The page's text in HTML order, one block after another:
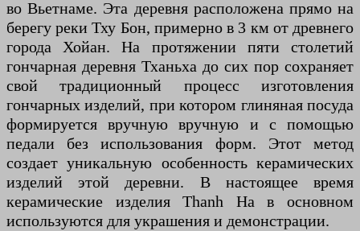
во Вьетнаме. Эта деревня расположена прямо на
берегу реки Тху Бон, примерно в 3 км от древнего
города Хойан. На протяжении пяти столетий
гончарная деревня Тханьха до сих пор сохраняет
свой традиционный процесс изготовления
гончарных изделий, при котором глиняная посуда
формируется вручную вручную и с помощью
педали без использования форм. Этот метод
создает уникальную особенность керамических
изделий этой деревни. В настоящее время
керамические изделия Thanh Ha в основном
используются для украшения и демонстрации.